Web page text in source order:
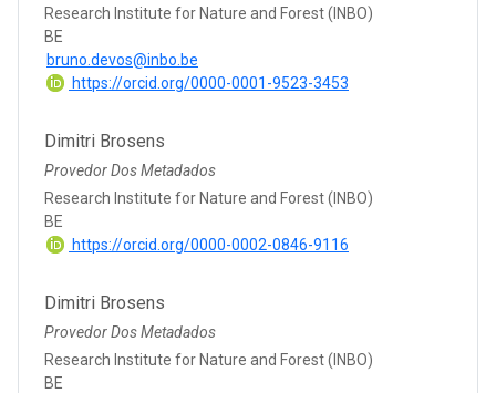
Research Institute for Nature and Forest (INBO)
BE
bruno.devos@inbo.be
https://orcid.org/0000-0001-9523-3453
Dimitri Brosens
Provedor Dos Metadados
Research Institute for Nature and Forest (INBO)
BE
https://orcid.org/0000-0002-0846-9116
Dimitri Brosens
Provedor Dos Metadados
Research Institute for Nature and Forest (INBO)
BE